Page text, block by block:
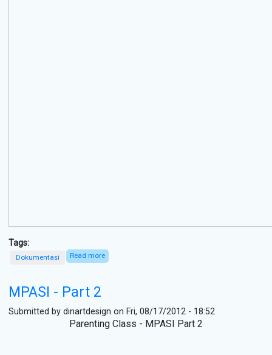
Tags:
Dokumentasi Read more
MPASI - Part 2
Submitted bydinartdesign on Fri, 08/17/2012 - 18:52
Parenting Class - MPASI Part 2